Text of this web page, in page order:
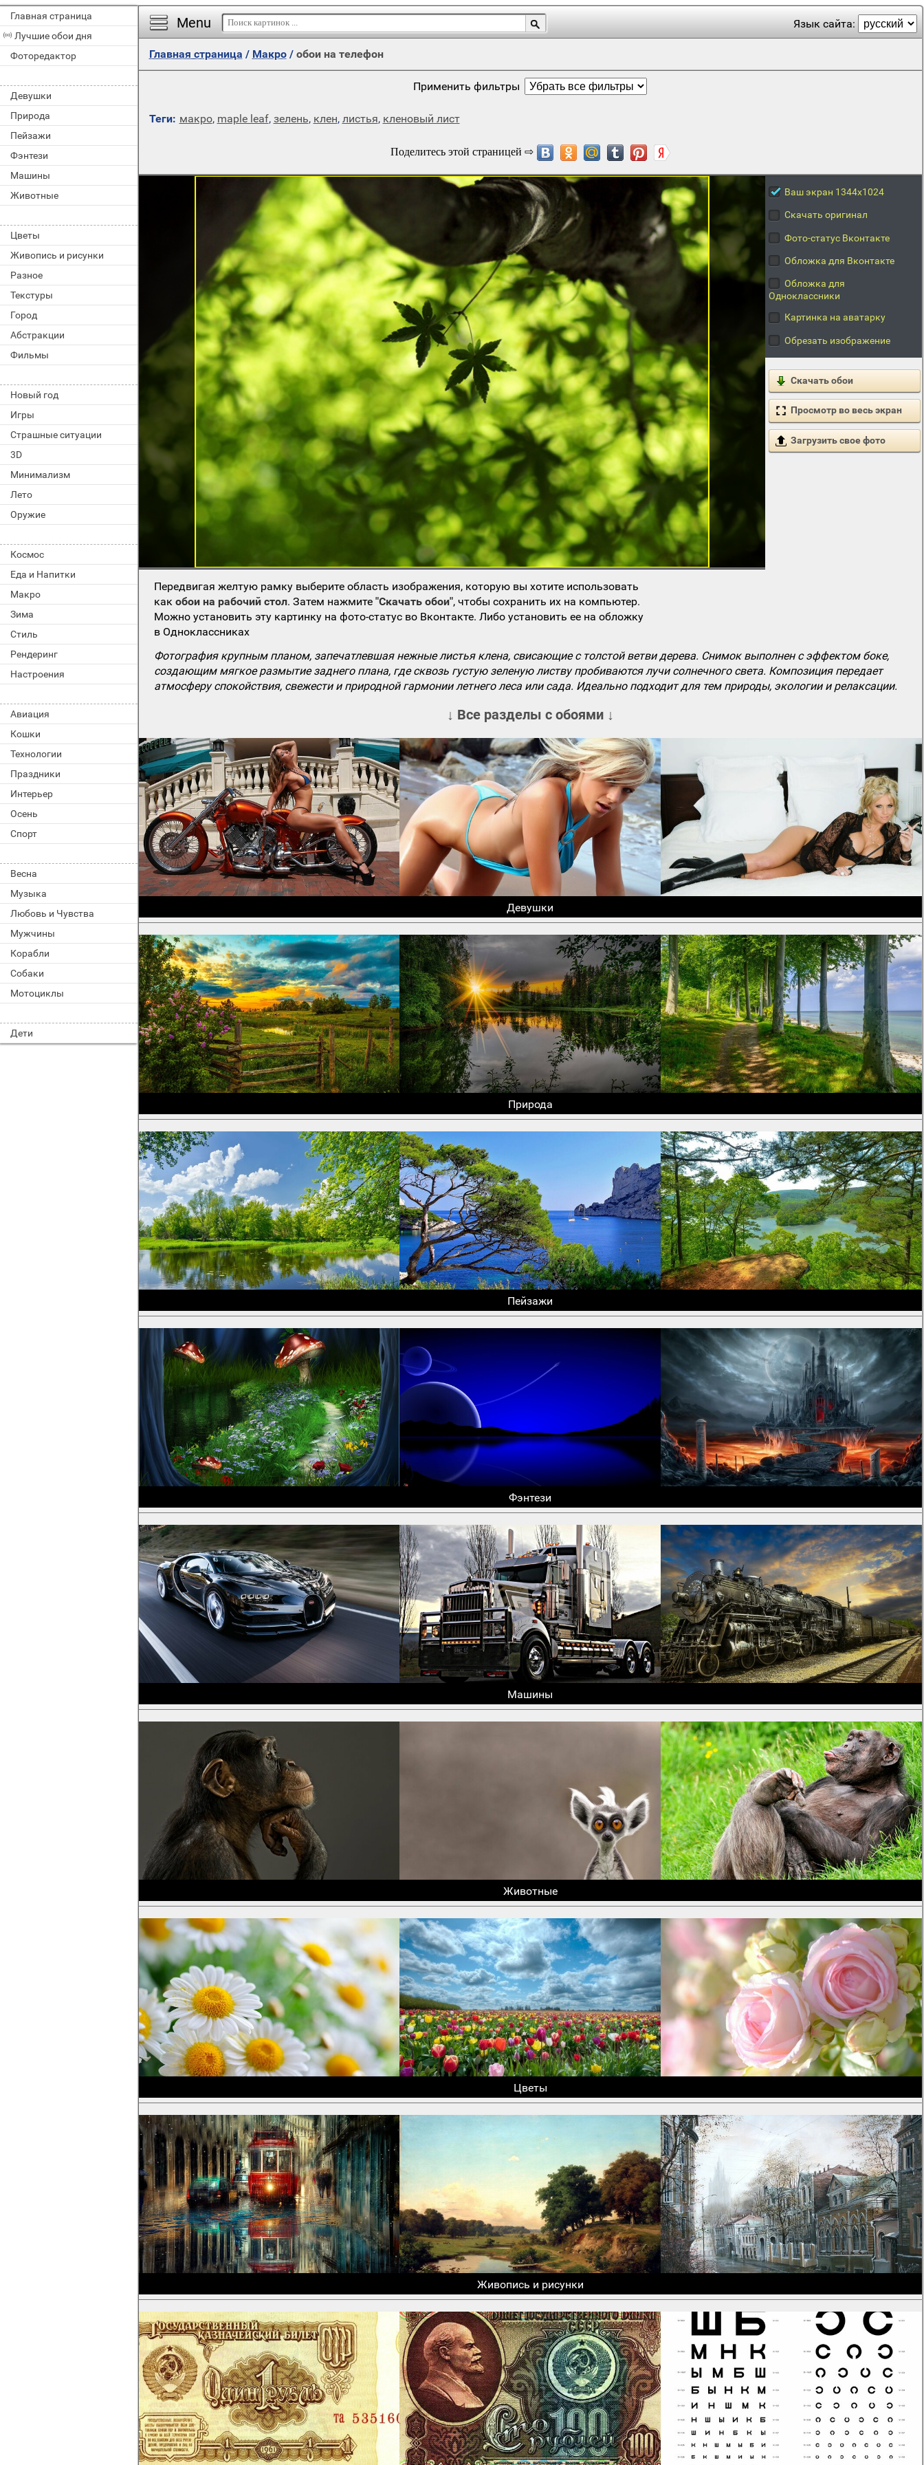
Главная страница
Лучшие обои дня
Фоторедактор
Девушки
Природа
Пейзажи
Фэнтези
Машины
Животные
Цветы
Живопись и рисунки
Разное
Текстуры
Город
Абстракции
Фильмы
Новый год
Игры
Страшные ситуации
3D
Минимализм
Лето
Оружие
Космос
Еда и Напитки
Макро
Зима
Стиль
Рендеринг
Настроения
Авиация
Кошки
Технологии
Праздники
Интерьер
Осень
Спорт
Весна
Музыка
Любовь и Чувства
Мужчины
Корабли
Собаки
Мотоциклы
Дети
Menu Язык сайта:
Главная страница / Макро/ обои на телефон
Применить фильтры
Теги: макро, maple leaf, зелень, клен, листья, кленовый лист
Ваш экран 1344x1024
Скачать оригинал
Фото-статус Вконтакте
Обложка для Вконтакте
Обложка для
Одноклассники
Картинка на аватарку
Обрезать изображение
Скачать обои
Просмотр во весь экран
Загрузить свое фото
Передвигая желтую рамку выберите область изображения, которую вы хотите использовать
какобои на рабочий стол. Затем нажмите"Скачать обои", чтобы сохранить их на компьютер.
Можно установить эту картинку на фото-статус во Вконтакте. Либо установить ее на обложку
в Одноклассниках
Фотография крупным планом, запечатлевшая нежные листья клена, свисающие с толстой ветви дерева. Снимок выполнен с эффектом боке,
создающим мягкое размытие заднего плана, где сквозь густую зеленую листву пробиваются лучи солнечного света. Композиция передает
атмосферу спокойствия, свежести и природной гармонии летнего леса или сада. Идеально подходит для тем природы, экологии и релаксации.
↓ Все разделы с обоями ↓
Девушки
Природа
Пейзажи
Фэнтези
Машины
Животные
Цветы
Живопись и рисунки